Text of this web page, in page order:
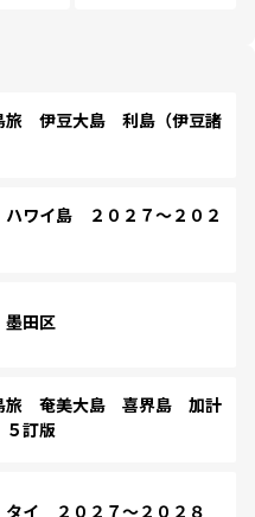
伊豆大島 利島（伊豆諸
ワイ島 ２０２７～２０２
田区
旅 奄美大島 喜界島 加計
訂版
イ ２０２７～２０２８